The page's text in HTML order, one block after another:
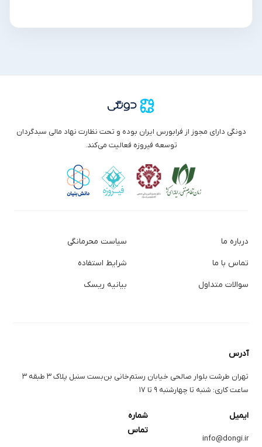
دونگی دارای مجوز از فرابورس ایران بوده و تحت نظارت نهاد مالی سبدگردان
توسعه فیروزه فعالیت می‌کند.
درباره ما
تماس با ما
سوالات متداول
سیاست محرمانگی
شرایط استفاده
بیانیه ریسک
آدرس
تهران طرشت بلوار صالحی خیابان رستم‌خانی بن‌بست سنبل پلاک ۳ طبقه ۳
ساعت کاری: شنبه تا چهارشنبه ۹ تا ۱۷
ایمیل
info@dongi.ir
شماره
تماس